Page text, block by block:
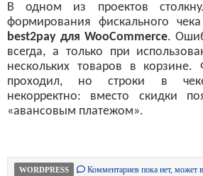
В одном из проектов
формирования фискального
best2pay для WooCommerce.
всегда, а только при
нескольких товаров в корзине.
проходил, но строки в
некорректно: вместо скидки
«авансовым платежом».
WORDPRESS Комментариев пока нет, может